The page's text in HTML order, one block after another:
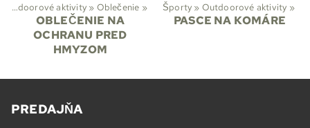
Outdoorové aktivity ‪» Oblečenie ‪»
OBLEČENIE NA
OCHRANU PRED
HMYZOM
Športy ‪» Outdoorové aktivity ‪»
PASCE NA KOMÁRE
PREDAJŇA